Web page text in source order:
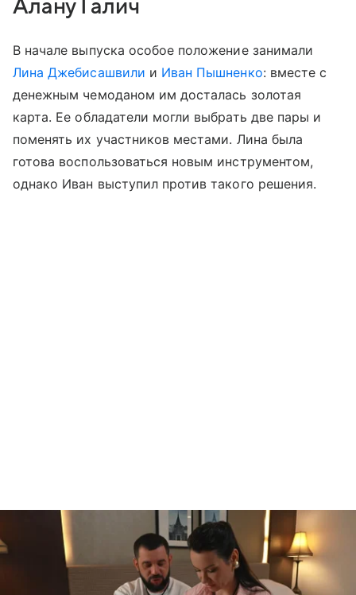
Алану Галич
В начале выпуска особое положение занимали
Лина Джебисашвили и Иван Пышненко: вместе с
денежным чемоданом им досталась золотая
карта. Ее обладатели могли выбрать две пары и
поменять их участников местами. Лина была
готова воспользоваться новым инструментом,
однако Иван выступил против такого решения.